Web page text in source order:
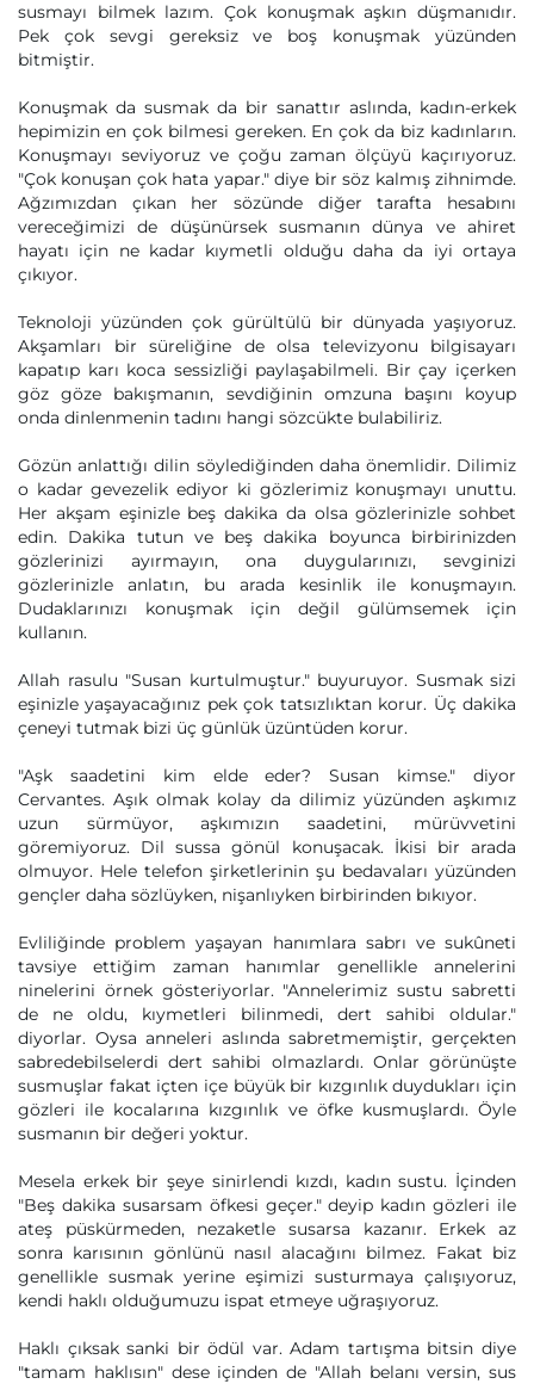
susmayı bilmek lazım. Çok konuşmak aşkın düşmanıdır.
Pek çok sevgi gereksiz ve boş konuşmak yüzünden
bitmiştir.
Konuşmak da susmak da bir sanattır aslında, kadın-erkek
hepimizin en çok bilmesi gereken. En çok da biz kadınların.
Konuşmayı seviyoruz ve çoğu zaman ölçüyü kaçırıyoruz.
"Çok konuşan çok hata yapar." diye bir söz kalmış zihnimde.
Ağzımızdan çıkan her sözünde diğer tarafta hesabını
vereceğimizi de düşünürsek susmanın dünya ve ahiret
hayatı için ne kadar kıymetli olduğu daha da iyi ortaya
çıkıyor.
Teknoloji yüzünden çok gürültülü bir dünyada yaşıyoruz.
Akşamları bir süreliğine de olsa televizyonu bilgisayarı
kapatıp karı koca sessizliği paylaşabilmeli. Bir çay içerken
göz göze bakışmanın, sevdiğinin omzuna başını koyup
onda dinlenmenin tadını hangi sözcükte bulabiliriz.
Gözün anlattığı dilin söylediğinden daha önemlidir. Dilimiz
o kadar gevezelik ediyor ki gözlerimiz konuşmayı unuttu.
Her akşam eşinizle beş dakika da olsa gözlerinizle sohbet
edin. Dakika tutun ve beş dakika boyunca birbirinizden
gözlerinizi ayırmayın, ona duygularınızı, sevginizi
gözlerinizle anlatın, bu arada kesinlik ile konuşmayın.
Dudaklarınızı konuşmak için değil gülümsemek için
kullanın.
Allah rasulu "Susan kurtulmuştur." buyuruyor. Susmak sizi
eşinizle yaşayacağınız pek çok tatsızlıktan korur. Üç dakika
çeneyi tutmak bizi üç günlük üzüntüden korur.
"Aşk saadetini kim elde eder? Susan kimse." diyor
Cervantes. Aşık olmak kolay da dilimiz yüzünden aşkımız
uzun sürmüyor, aşkımızın saadetini, mürüvvetini
göremiyoruz. Dil sussa gönül konuşacak. İkisi bir arada
olmuyor. Hele telefon şirketlerinin şu bedavaları yüzünden
gençler daha sözlüyken, nişanlıyken birbirinden bıkıyor.
Evliliğinde problem yaşayan hanımlara sabrı ve sukûneti
tavsiye ettiğim zaman hanımlar genellikle annelerini
ninelerini örnek gösteriyorlar. "Annelerimiz sustu sabretti
de ne oldu, kıymetleri bilinmedi, dert sahibi oldular."
diyorlar. Oysa anneleri aslında sabretmemiştir, gerçekten
sabredebilselerdi dert sahibi olmazlardı. Onlar görünüşte
susmuşlar fakat içten içe büyük bir kızgınlık duydukları için
gözleri ile kocalarına kızgınlık ve öfke kusmuşlardı. Öyle
susmanın bir değeri yoktur.
Mesela erkek bir şeye sinirlendi kızdı, kadın sustu. İçinden
"Beş dakika susarsam öfkesi geçer." deyip kadın gözleri ile
ateş püskürmeden, nezaketle susarsa kazanır. Erkek az
sonra karısının gönlünü nasıl alacağını bilmez. Fakat biz
genellikle susmak yerine eşimizi susturmaya çalışıyoruz,
kendi haklı olduğumuzu ispat etmeye uğraşıyoruz.
Haklı çıksak sanki bir ödül var. Adam tartışma bitsin diye
"tamam haklısın" dese içinden de "Allah belanı versin, sus